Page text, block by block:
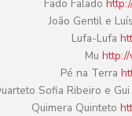
Fado Falado
João Gentil e
Lufa-Lufa
Mu http://
Pé na Terra
Sofia Ribeiro e Gui
Quimera Quinteto